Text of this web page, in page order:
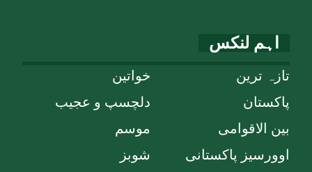
اہم لنکس
خواتین
دلچسپ و عجیب
موسم
شوبز
تازہ ترین
پاکستان
بین الاقوامی
اوورسیز پاکستانی